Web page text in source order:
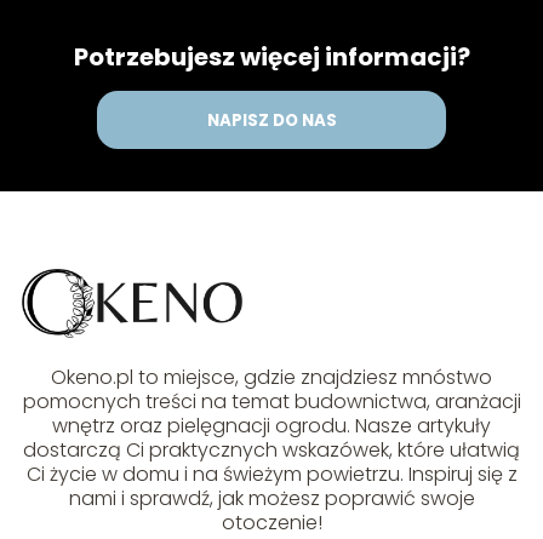
Potrzebujesz więcej informacji?
NAPISZ DO NAS
Okeno.pl to miejsce, gdzie znajdziesz mnóstwo
pomocnych treści na temat budownictwa, aranżacji
wnętrz oraz pielęgnacji ogrodu. Nasze artykuły
dostarczą Ci praktycznych wskazówek, które ułatwią
Ci życie w domu i na świeżym powietrzu. Inspiruj się z
nami i sprawdź, jak możesz poprawić swoje
otoczenie!